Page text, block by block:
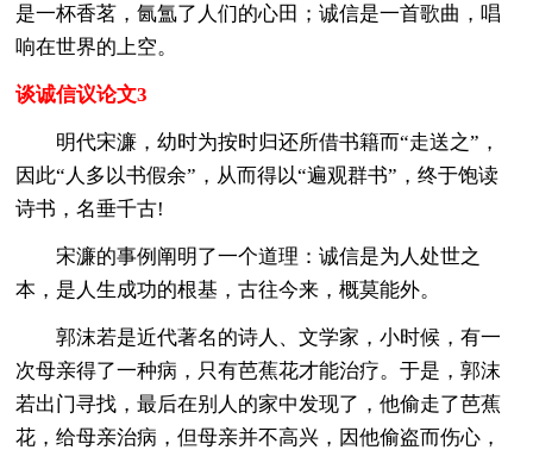
是一杯香茗，氤氲了人们的心田；诚信是一首歌曲，唱
响在世界的上空。
谈诚信议论文3
明代宋濂，幼时为按时归还所借书籍而“走送之”，
因此“人多以书假余”，从而得以“遍观群书”，终于饱读
诗书，名垂千古!
宋濂的事例阐明了一个道理：诚信是为人处世之
本，是人生成功的根基，古往今来，概莫能外。
郭沫若是近代著名的诗人、文学家，小时候，有一
次母亲得了一种病，只有芭蕉花才能治疗。于是，郭沫
若出门寻找，最后在别人的家中发现了，他偷走了芭蕉
花，给母亲治病，但母亲并不高兴，因他偷盗而伤心，